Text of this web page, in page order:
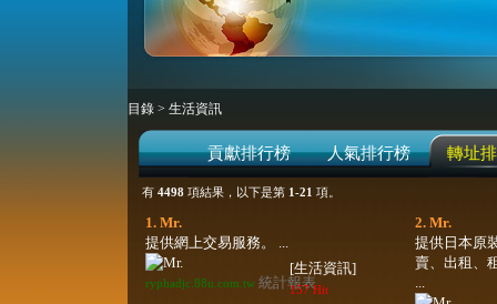
目錄 > 生活資訊
貢獻排行榜 人氣排行榜 轉址
有 4498 項結果，以下是第 1-21 項。
1. Mr.
提供網上交易服務。 ...
[生活資訊]
157 Hit
ryphadjc.88u.com.tw 統計報表
2. Mr.
提供日本原
賣、出租、
...